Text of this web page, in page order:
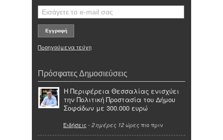
Προηγούμενα τεύχη
Πρόσφατες Δημοσιεύσεις
Η Περιφέρεια Θεσσαλίας ενισχύει
την Πολιτική Προστασία του Δήμου
Σοφάδων με 300.000 ευρώ
Ειδήσεις - 2 ημέρες 12 ώρες πιο πριν